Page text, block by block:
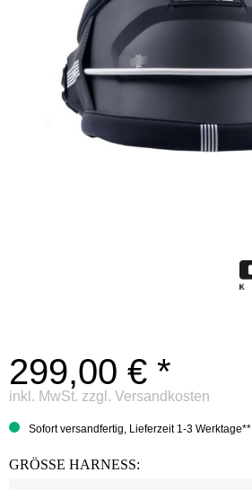
299,00 € *
inkl. MwSt. zzgl. Versandkosten
Sofort versandfertig, Lieferzeit 1-3 Werktage**
GRÖSSE HARNESS: